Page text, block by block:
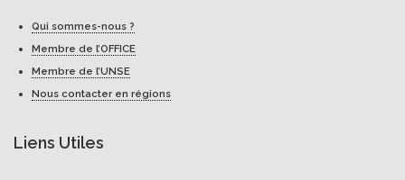
Qui sommes-nous ?
Membre de l’OFFICE
Membre de l’UNSE
Nous contacter en régions
Liens Utiles